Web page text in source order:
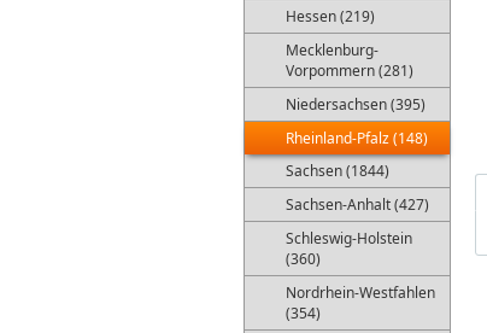
Hessen (219)
Mecklenburg-
Vorpommern (281)
Niedersachsen (395)
Rheinland-Pfalz (148)
Sachsen (1844)
Sachsen-Anhalt (427)
Schleswig-Holstein
(360)
Nordrhein-Westfahlen
(354)